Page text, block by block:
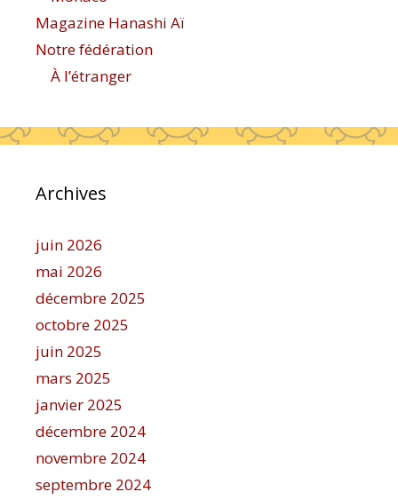
Magazine Hanashi Aï
Notre fédération
À l’étranger
Archives
juin 2026
mai 2026
décembre 2025
octobre 2025
juin 2025
mars 2025
janvier 2025
décembre 2024
novembre 2024
septembre 2024